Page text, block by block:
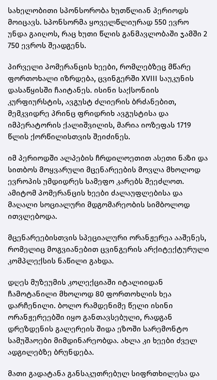
სახელობითი სპონსორობა ხუთწლიან პერიოდს
მოიცავს. სპონსორმა ყოველწლიურად 550 ევრო
უნდა გაიღოს, რაც ხუთი წლის განმავლობაში ჯამში 2
750 ევროს შეადგენს.
პირველი პომერანცის ხეები, რომლებზეც მწარე
ფორთოხალი იზრდება, ცვინგერში XVIII საუკუნის
დასაწყისში ჩაიტანეს. ისინი საქსონიის
კურფიურსტის, ავგუსტ ძლიერის ბრძანებით,
მემკვიდრე პრინც ფრიდრიხ ავგუსტისა და
იმპერატორის ქალიშვილის, მარია იოზეფას 1719
წლის ქორწილისთვის შეიძინეს.
იმ პერიოდში ალპების ჩრდილოეთით ასეთი ნაზი და
სითბოს მოყვარული მცენარეების მოვლა მხოლოდ
ევროპის უმდიდრეს სამეფო კარებს შეეძლოთ.
ამიტომ პომერანცის ხეები ძალაუფლებისა და
მაღალი სოციალური მდგომარეობის სიმბოლოდ
ითვლებოდა.
მცენარეებისთვის სპეციალური ორანჟერეა ააშენეს,
რომელიც მოგვიანებით ცვინგერის არქიტექტურული
კომპლექსის ნაწილი გახდა.
დღეს მუზეუმის კოლექციაში იტალიიდან
ჩამოტანილი მხოლოდ 80 ფორთოხლის ხეა
დარჩენილი. ბოლო რამდენიმე წელი ისინი
ორანჟერეებში იყო განთავსებული, რადგან
დრეზდენის გალერეის შიდა ეზოში სარემონტო
სამუშაოები მიმდინარეობდა. ახლა კი ხეები ძველ
ადგილებზე ბრუნდება.
მათი გადატანა განსაკუთრებულ სიფრთხილესა და